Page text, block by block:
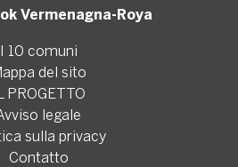
Vermenagna-Roya
I 10 comuni
del sito
PROGETTO
legale
sulla privacy
Contatto